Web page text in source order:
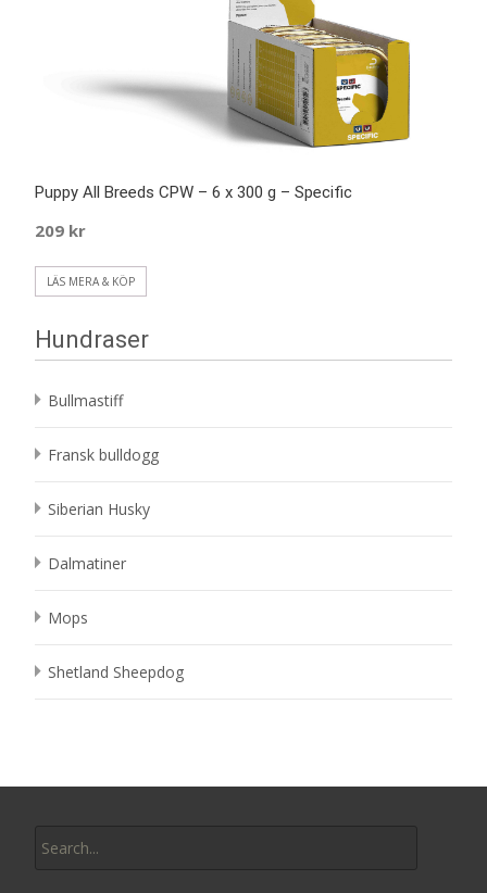
Puppy All Breeds CPW – 6 x 300 g – Specific
209 kr
LÄS MERA & KÖP
Hundraser
Bullmastiff
Fransk bulldogg
Siberian Husky
Dalmatiner
Mops
Shetland Sheepdog
for: